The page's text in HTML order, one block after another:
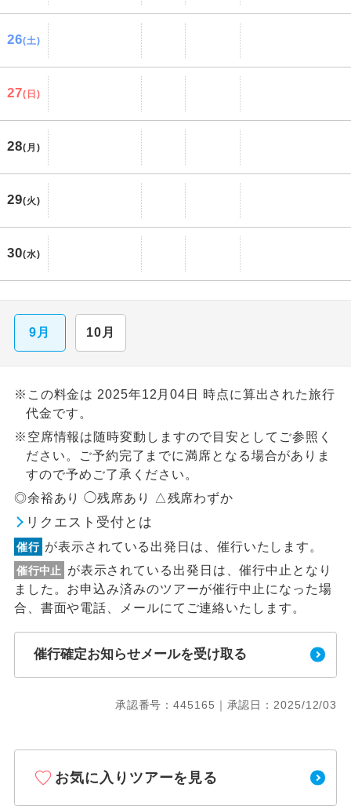
26(土)
27(日)
28(月)
29(火)
30(水)
9月 10月
※この料金は 2025年12月04日 時点に算出された旅行
代金です。
※空席情報は随時変動しますので目安としてご参照く
ださい。ご予約完了までに満席となる場合がありま
すので予めご了承ください。
◎余裕あり ◯残席あり △残席わずか
リクエスト受付とは
催行 が表示されている出発日は、催行いたします。
催行中止
が表示されている出発日は、催行中止となり
ました。お申込み済みのツアーが催行中止になった場
合、書面や電話、メールにてご連絡いたします。
催行確定お知らせメールを受け取る
承認番号：445165｜承認日：2025/12/03
お気に入りツアーを見る